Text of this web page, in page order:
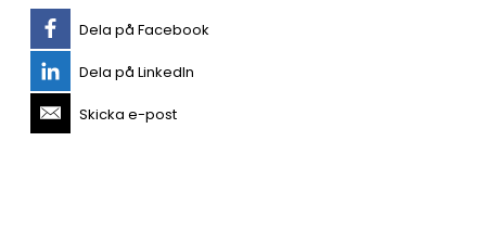
Dela på Facebook
Dela på LinkedIn
Skicka e-post